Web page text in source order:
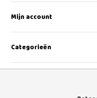
Mijn account
Categorieën